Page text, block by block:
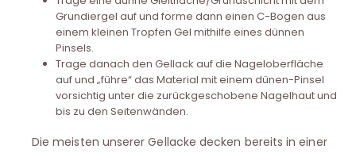
Grundiergel auf und forme dann einen C-Bogen aus
einem kleinen Tropfen Gel mithilfe eines dünnen
Pinsels.
Trage danach den Gellack auf die Nageloberfläche
auf und „führe“ das Material mit einem dünen-Pinsel
vorsichtig unter die zurückgeschobene Nagelhaut und
bis zu den Seitenwänden.
Die meisten unserer Gellacke decken bereits in einer